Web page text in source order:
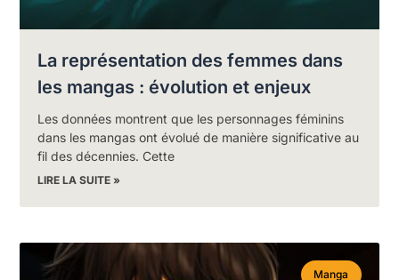
La représentation des femmes dans
les mangas : évolution et enjeux
Les données montrent que les personnages féminins
dans les mangas ont évolué de manière significative au
fil des décennies. Cette
LIRE LA SUITE »
Manga